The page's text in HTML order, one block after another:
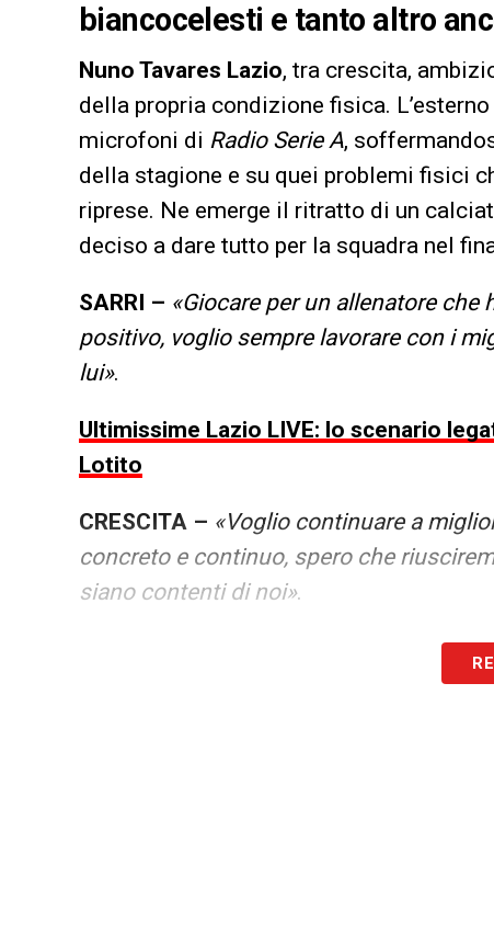
biancocelesti e tanto altro
Nuno Tavares Lazio, tra crescita,
della propria condizione fisica.
microfoni di Radio Serie A,
della stagione e su quei problemi fisici
riprese. Ne emerge il ritratto di un
deciso a dare tutto per la squadra nel
SARRI – «Giocare per un allenatore
positivo, voglio sempre lavorare con i
lui».
Ultimissime Lazio LIVE: lo scenario
Lotito
CRESCITA – «Voglio continuare a
concreto e continuo, spero che
siano contenti di noi».
«Conosco il mio
da me. So cosa posso dare e quando